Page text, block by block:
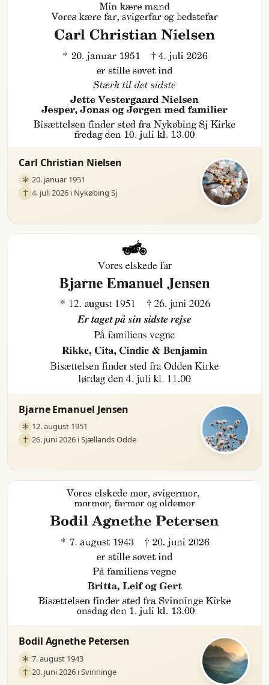
Carl Christian Nielsen
20. januar 1951
4. juli 2026 i Nykøbing Sj
Bjarne Emanuel Jensen
12. august 1951
26. juni 2026 i Sjællands Odde
Bodil Agnethe Petersen
7. august 1943
20. juni 2026 i Svinninge